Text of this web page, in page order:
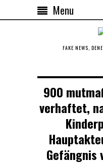
Menu
FAKE NEWS,
900
verhaftet,